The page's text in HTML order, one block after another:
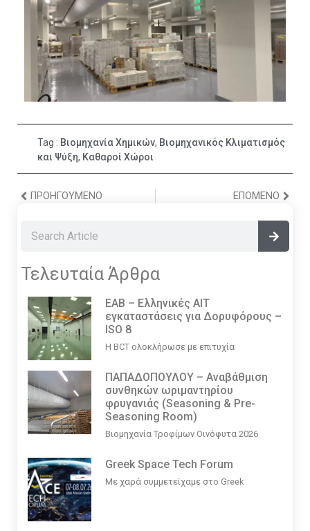
Tag : Βιομηχανία Χημικών, Βιομηχανικός Κλιματισμός
και Ψύξη, Καθαροί Χώροι
ΠΡΟΗΓΟΎΜΕΝΟ ΕΠΌΜΕΝΟ
Τελευταία Άρθρα
EAB – Ελληνικές ΑΙΤ
εγκαταστάσεις για Δορυφόρους –
ISO 8
Η BCT ολοκλήρωσε με επιτυχία
ΠΑΠΑΔΟΠΟΥΛΟΥ – Αναβάθμιση
συνθηκών ωριμαντηρίου
φρυγανιάς (Seasoning & Pre-
Seasoning Room)
Βιομηχανία Τροφίμων Οινόφυτα 2026
Greek Space Tech Forum
Με χαρά συμμετείχαμε στο Greek